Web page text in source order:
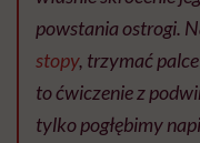
powstania ostrogi.
stopy, trzymać
to ćwiczenie z
tylko pogłębimy